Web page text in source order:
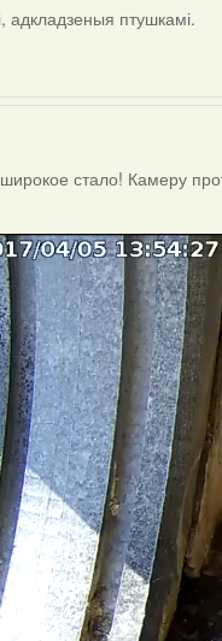
адкладзеныя птушкамі.
стало! Камеру